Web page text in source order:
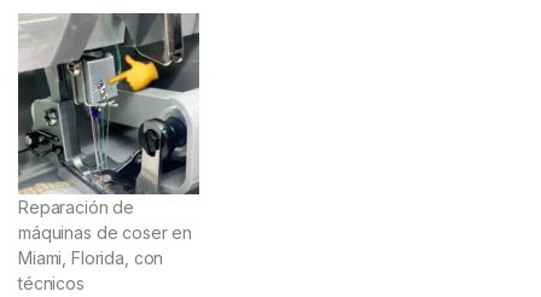
Reparación de
máquinas de coser en
Miami, Florida, con
técnicos